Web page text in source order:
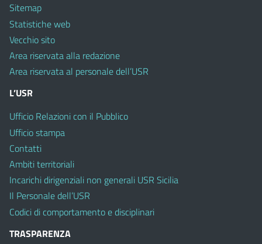
Sitemap
Statistiche web
Vecchio sito
Area riservata alla redazione
Area riservata al personale dell’USR
L’USR
Ufficio Relazioni con il Pubblico
Ufficio stampa
Contatti
Ambiti territoriali
Incarichi dirigenziali non generali USR Sicilia
Il Personale dell’USR
Codici di comportamento e disciplinari
TRASPARENZA